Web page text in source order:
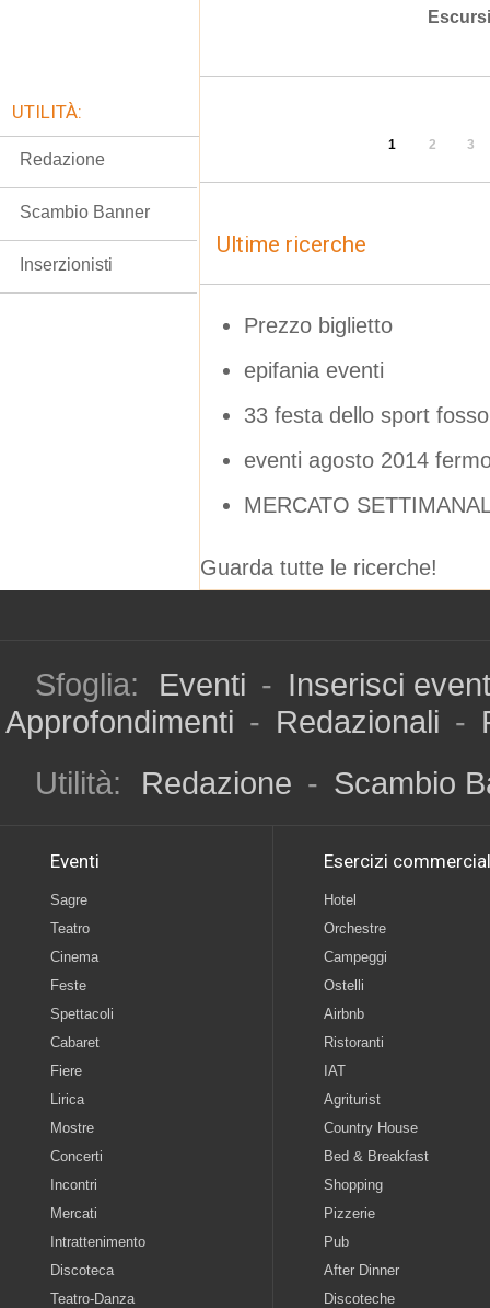
1 2 3
Ultime ricerche
Prezzo biglietto
epifania eventi
33 festa dello sport
eventi agosto 2014
MERCATO
Guarda tutte le ricerche!
UTILITÀ:
Redazione
Scambio Banner
Inserzionisti
Sfoglia: Eventi - Inserisci
Approfondimenti - Redazionali -
Utilità:
Redazione - Scambio
Eventi
Sagre
Teatro
Cinema
Feste
Spettacoli
Cabaret
Fiere
Lirica
Mostre
Concerti
Incontri
Mercati
Intrattenimento
Discoteca
Teatro-Danza
Esercizi
Hotel
Orchestre
Campeggi
Ostelli
Airbnb
Ristoranti
IAT
Agriturist
Country House
Bed & Breakfast
Shopping
Pizzerie
Pub
After Dinner
Discoteche